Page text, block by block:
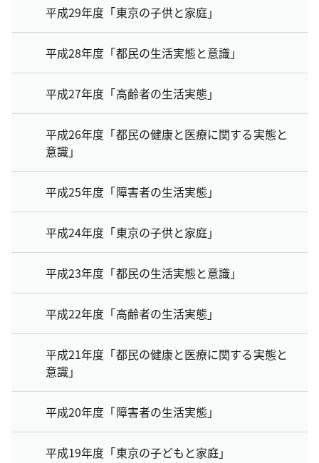
平成29年度「東京の子供と家庭」
平成28年度「都民の生活実態と意識」
平成27年度「高齢者の生活実態」
平成26年度「都民の健康と医療に関する実態と
意識」
平成25年度「障害者の生活実態」
平成24年度「東京の子供と家庭」
平成23年度「都民の生活実態と意識」
平成22年度「高齢者の生活実態」
平成21年度「都民の健康と医療に関する実態と
意識」
平成20年度「障害者の生活実態」
平成19年度「東京の子どもと家庭」